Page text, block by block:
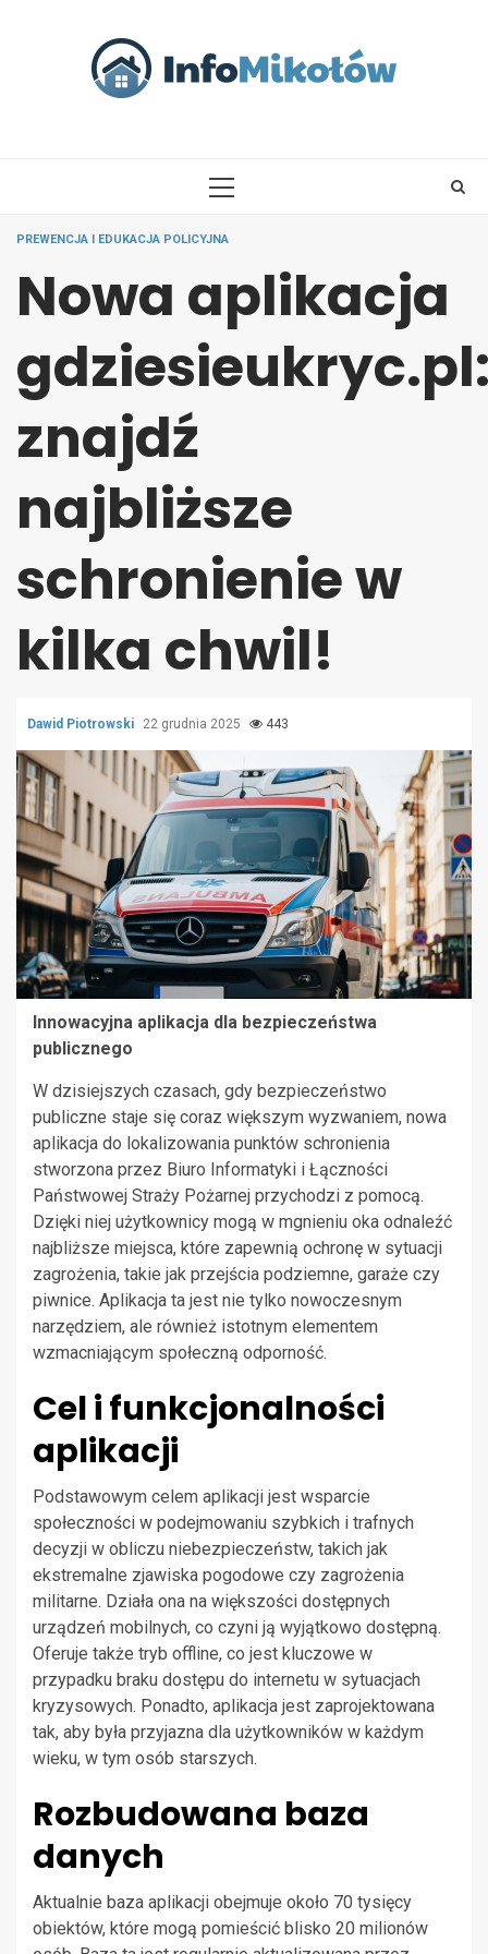
PRIMARY
PREWENCJA I EDUKACJA POLICYJNA
Nowa aplikacja
znajdź
najbliższe
schronienie w
kilka chwil!
Dawid Piotrowski 22 grudnia 2025 443
Innowacyjna aplikacja dla bezpieczeństwa
publicznego
W dzisiejszych czasach, gdy bezpieczeństwo
publiczne staje się coraz większym wyzwaniem, nowa
aplikacja do lokalizowania punktów schronienia
stworzona przez Biuro Informatyki i Łączności
Państwowej Straży Pożarnej przychodzi z pomocą.
Dzięki niej użytkownicy mogą w mgnieniu oka odnaleźć
najbliższe miejsca, które zapewnią ochronę w sytuacji
zagrożenia, takie jak przejścia podziemne, garaże czy
piwnice. Aplikacja ta jest nie tylko nowoczesnym
narzędziem, ale również istotnym elementem
wzmacniającym społeczną odporność.
Cel i funkcjonalności
aplikacji
Podstawowym celem aplikacji jest wsparcie
społeczności w podejmowaniu szybkich i trafnych
decyzji w obliczu niebezpieczeństw, takich jak
ekstremalne zjawiska pogodowe czy zagrożenia
militarne. Działa ona na większości dostępnych
urządzeń mobilnych, co czyni ją wyjątkowo dostępną.
Oferuje także tryb offline, co jest kluczowe w
przypadku braku dostępu do internetu w sytuacjach
kryzysowych. Ponadto, aplikacja jest zaprojektowana
tak, aby była przyjazna dla użytkowników w każdym
wieku, w tym osób starszych.
Rozbudowana baza
danych
Aktualnie baza aplikacji obejmuje około 70 tysięcy
obiektów, które mogą pomieścić blisko 20 milionów